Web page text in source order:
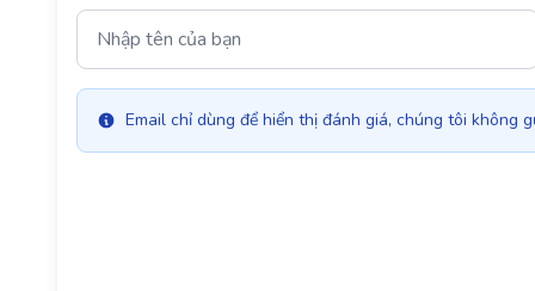
Email chỉ dùng để hiển thị đánh giá, chúng tôi không